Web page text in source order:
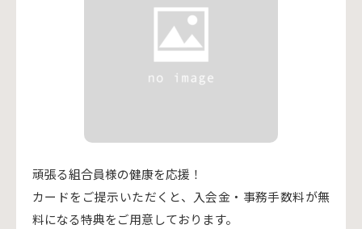
頑張る組合員様の健康を応援！
カードをご提示いただくと、入会金・事務手数料が無
料になる特典をご用意しております。